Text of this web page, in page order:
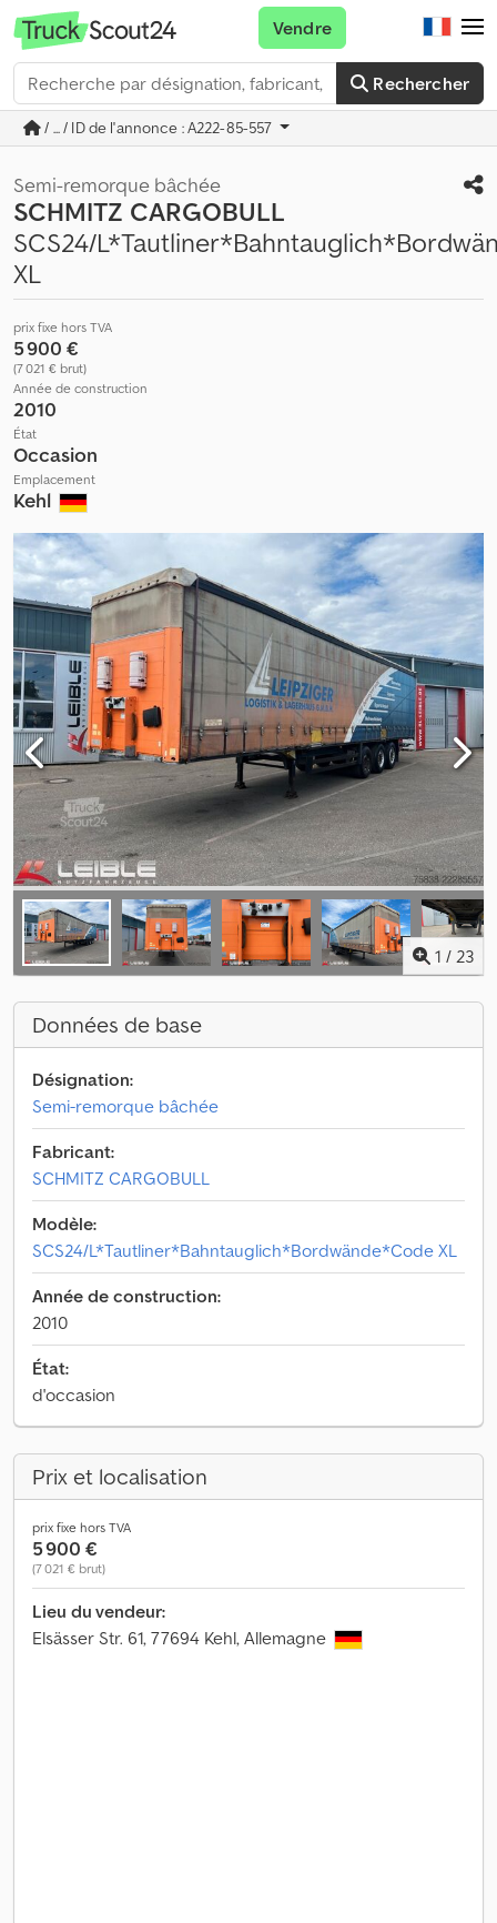
Rechercher
Vendre
/ ... / ID de l'annonce : A222-85-557
Semi-remorque bâchée
SCHMITZ CARGOBULL
SCS24/
XL
prix fixe hors TVA
5 900 €
(7 021 € brut)
Année de construction
2010
État
Occasion
Emplacement
Kehl
1 / 23
Données de base
Désignation:
Semi-remorque bâchée
Fabricant:
SCHMITZ CARGOBULL
Modèle:
SCS24/L*Tautliner*Bahntauglich*Bordwände*Code XL
Année de construction:
2010
État:
d'occasion
Prix et localisation
prix fixe hors TVA
5 900 €
(7 021 € brut)
Lieu du vendeur:
Elsässer Str. 61, 77694 Kehl, Allemagne